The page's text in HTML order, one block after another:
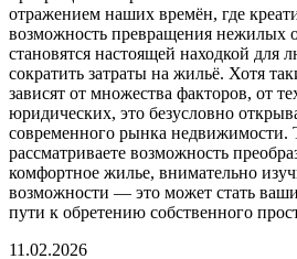
отражением наших времён, где
возможность превращения нежилых
становятся настоящей находкой для
сократить затраты на жильё. Хотя
зависят от множества факторов, от
юридических, это безусловно
современного рынка недвижимости.
рассматриваете возможность
комфортное жилье, внимательно
возможности — это может стать
пути к обретению собственного
11.02.2026